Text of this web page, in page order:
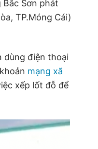
Sơn phát
TP.Móng Cái)
dùng điện thoại
mạng xã
xếp lốt đỗ để